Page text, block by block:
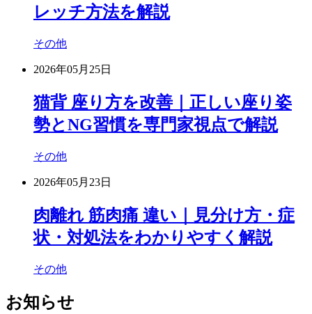
レッチ方法を解説
その他
2026年05月25日
猫背 座り方を改善｜正しい座り姿
勢とNG習慣を専門家視点で解説
その他
2026年05月23日
肉離れ 筋肉痛 違い｜見分け方・症
状・対処法をわかりやすく解説
その他
お知らせ